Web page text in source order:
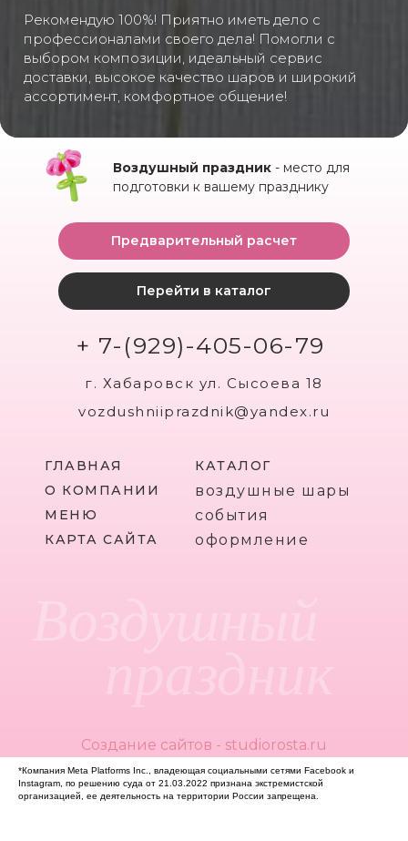
Рекомендую 100%! Приятно иметь дело с
профессионалами своего дела! Помогли с
выбором композиции, идеальный сервис
доставки, высокое качество шаров и широкий
ассортимент, комфортное общение!
Воздушный праздник - место для
подготовки к вашему празднику
ГЛАВНАЯ
Создание сайтов - studiorosta.ru
Перейти в каталог
Предварительный расчет
+ 7-(929)-405-06-79
г. Хабаровск ул. Сысоева 18
vozdushniiprazdnik@yandex.ru
О КОМПАНИИ
КАРТА САЙТА
МЕНЮ
КАТАЛОГ
воздушные шары
события
оформление
*Компания Meta Platforms Inc., владеющая социальными сетями Facebook и
Instagram, по решению суда от 21.03.2022 признана экстремистской
организацией, ее деятельность на территории России запрещена.